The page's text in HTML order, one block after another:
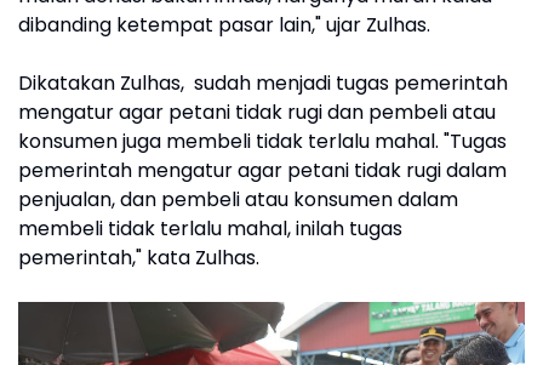
dibanding ketempat pasar lain," ujar Zulhas.
Dikatakan Zulhas, sudah menjadi tugas pemerintah
mengatur agar petani tidak rugi dan pembeli atau
konsumen juga membeli tidak terlalu mahal. "Tugas
pemerintah mengatur agar petani tidak rugi dalam
penjualan, dan pembeli atau konsumen dalam
membeli tidak terlalu mahal, inilah tugas
pemerintah," kata Zulhas.